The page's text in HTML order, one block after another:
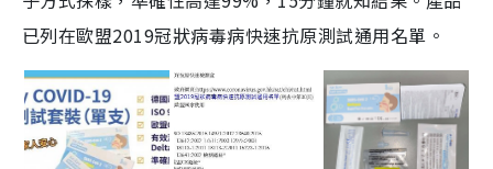
已列在歐盟2019冠狀病毒病快速抗原測試通用名單。